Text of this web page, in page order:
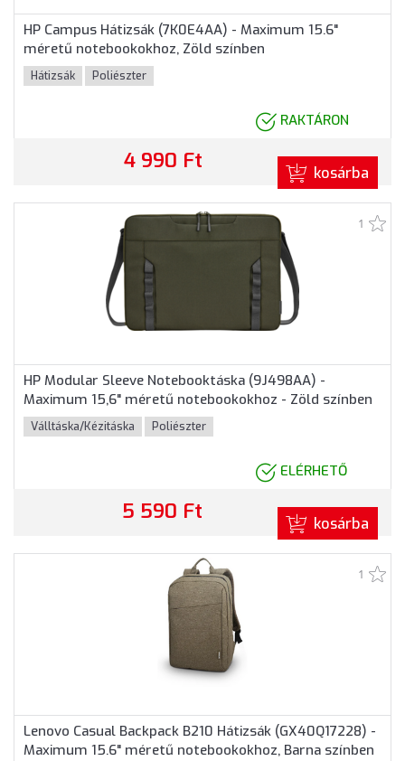
HP Campus Hátizsák (7K0E4AA) - Maximum 15.6"
méretű notebookokhoz, Zöld színben
Hátizsák Poliészter
RAKTÁRON
4 990 Ft kosárba
1
HP Modular Sleeve Notebooktáska (9J498AA) -
Maximum 15,6" méretű notebookokhoz - Zöld színben
Válltáska/Kézitáska Poliészter
ELÉRHETŐ
5 590 Ft kosárba
1
Lenovo Casual Backpack B210 Hátizsák (GX40Q17228) -
Maximum 15.6" méretű notebookokhoz, Barna színben